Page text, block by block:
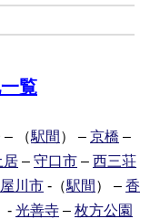
覧
– （駅間 ） – 京橋 –
居 – 守口市 – 西三荘
川市 -（駅間 ） – 香
- 光善寺 – 枚方公園